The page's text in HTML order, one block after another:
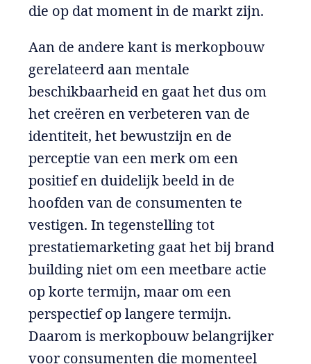
die op dat moment in de markt zijn.
Aan de andere kant is merkopbouw
gerelateerd aan mentale
beschikbaarheid en gaat het dus om
het creëren en verbeteren van de
identiteit, het bewustzijn en de
perceptie van een merk om een
positief en duidelijk beeld in de
hoofden van de consumenten te
vestigen. In tegenstelling tot
prestatiemarketing gaat het bij brand
building niet om een meetbare actie
op korte termijn, maar om een
perspectief op langere termijn.
Daarom is merkopbouw belangrijker
voor consumenten die momenteel